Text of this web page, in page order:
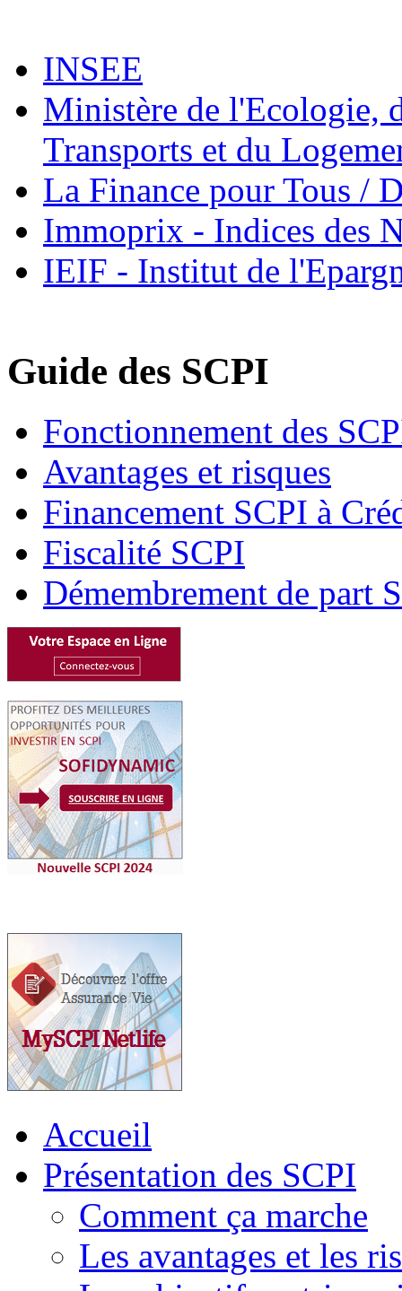
INSEE
Ministère de l'Ecologie,
Transports et du
La Finance pour Tous /
Immoprix - Indices des
IEIF - Institut de
Guide des SCPI
Fonctionnement des
Avantages et risques
Financement SCPI à
Fiscalité SCPI
Démembrement de part
Accueil
Présentation des SCPI
Comment ça marche
Les avantages et les